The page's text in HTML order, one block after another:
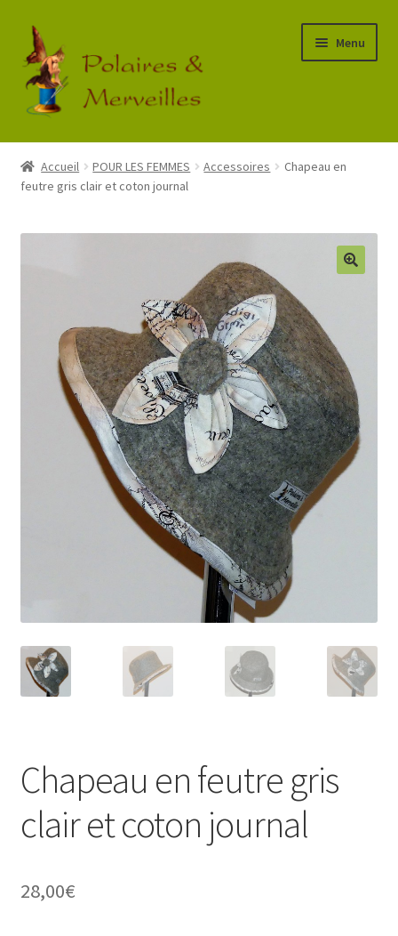
Aller
à
la
navigation
Aller
au
contenu
Menu
Accueil
Boutique
Commande
Accueil POUR LES FEMMES Accessoires
Chapeau en
feutre gris clair et coton journal
Chapeau en feutre gris
clair et coton journal
28,00€